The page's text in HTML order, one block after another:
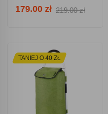
Premium 604360 -
179.00 zł 219.00 zł
TANIEJ O 40 ZŁ